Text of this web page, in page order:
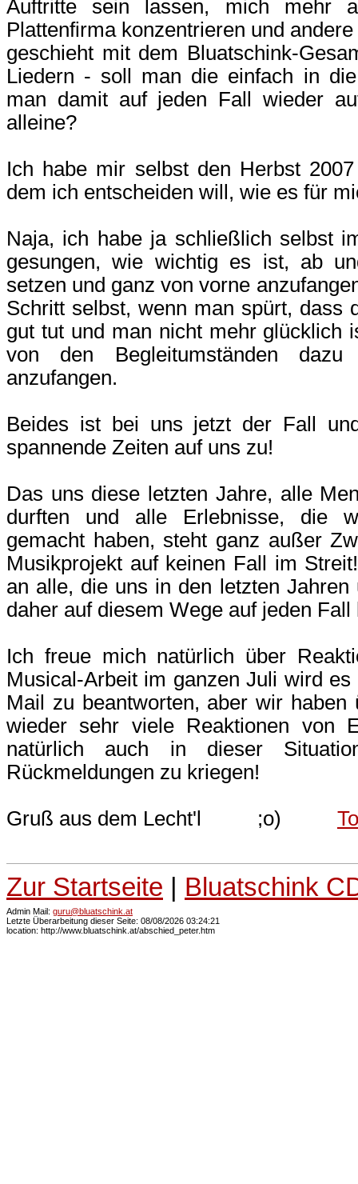
Auftritte sein lassen, mich mehr
Plattenfirma konzentrieren und
geschieht mit dem Bluatschink-
Liedern - soll man die einfach in
man damit auf jeden Fall wieder
alleine?
Ich habe mir selbst den Herbst
dem ich entscheiden will, wie es für
Naja, ich habe ja schließlich selbst
gesungen, wie wichtig es ist, ab
setzen und ganz von vorne
Schritt selbst, wenn man spürt, dass
gut tut und man nicht mehr glücklich
von den Begleitumständen
anzufangen.
Beides ist bei uns jetzt der Fall
spannende Zeiten auf uns zu!
Das uns diese letzten Jahre, alle
durften und alle Erlebnisse, die
gemacht haben, steht ganz außer
Musikprojekt auf keinen Fall im
an alle, die uns in den letzten
daher auf diesem Wege auf jeden Fall
Ich freue mich natürlich über
Musical-Arbeit im ganzen Juli wird
Mail zu beantworten, aber wir
wieder sehr viele Reaktionen von
natürlich auch in dieser
Rückmeldungen zu kriegen!
Gruß aus dem Lecht'l ;o)
Zur Startseite Bluatschink
Admin Mail: guru@bluatschink.at
Letzte Überarbeitung dieser Seite: 08/08/2026 03:24:21
location: http://www.bluatschink.at/abschied_peter.htm